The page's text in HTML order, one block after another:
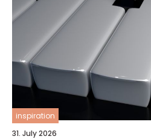
inspiration
31. July 2026